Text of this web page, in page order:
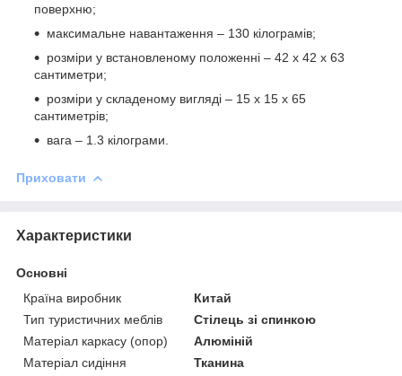
поверхню;
максимальне навантаження – 130 кілограмів;
розміри у встановленому положенні – 42 х 42 х 63
сантиметри;
розміри у складеному вигляді – 15 х 15 х 65
сантиметрів;
вага – 1.3 кілограми.
Приховати
Характеристики
Основні
Країна виробник
Китай
Тип туристичних меблів
Стілець зі спинкою
Матеріал каркасу (опор)
Алюміній
Матеріал сидіння
Тканина